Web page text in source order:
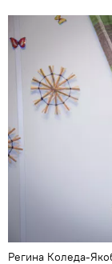
Регина Коледа-